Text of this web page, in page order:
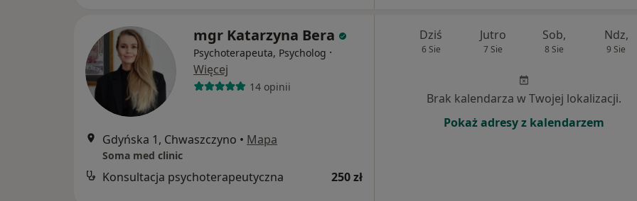
mgr Katarzyna Bera
Psychoterapeuta, Psycholog ·
Więcej
14 opinii
Gdyńska 1, Chwaszczyno • Mapa
Soma med clinic
Konsultacja psychoterapeutyczna 250 zł
Dziś
6 Sie
Jutro
7 Sie
Sob,
8 Sie
Ndz,
9 Sie
Brak kalendarza w Twojej lokalizacji.
Pokaż adresy z kalendarzem